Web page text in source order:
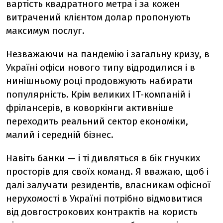
вартість квадратного метра і за кожен
витрачений клієнтом долар пропонують
максимум послуг.
Незважаючи на пандемію і загальну кризу, в
Україні офіси нового типу відродилися і в
нинішньому році продовжують набирати
популярність. Крім великих IT-компаній і
фрілансерів, в коворкінги активніше
переходить реальний сектор економіки,
малий і середній бізнес.
Навіть банки — і ті дивляться в бік гнучких
просторів для своїх команд. Я вважаю, щоб і
далі залучати резидентів, власникам офісної
нерухомості в Україні потрібно відмовитися
від довгострокових контрактів на користь